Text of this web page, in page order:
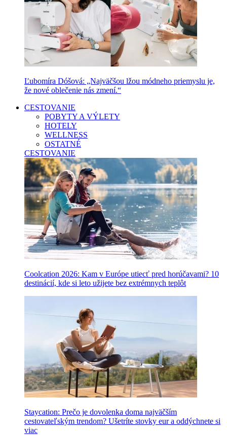
Ľubomíra Dóšová: „Najväčšou lžou módneho priemyslu je,
že nové oblečenie nás zmení.“
CESTOVANIE
POBYTY A VÝLETY
HOTELY
WELLNESS
OSTATNÉ
CESTOVANIE
Coolcation 2026: Kam v Európe utiecť pred horúčavami? 10
destinácií, kde si leto užijete bez extrémnych teplôt
Staycation: Prečo je dovolenka doma najväčším
cestovateľským trendom? Ušetríte stovky eur a oddýchnete si
viac